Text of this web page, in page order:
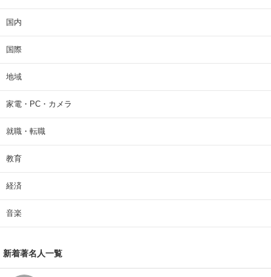
国内
国際
地域
家電・PC・カメラ
就職・転職
教育
経済
音楽
新着著名人一覧